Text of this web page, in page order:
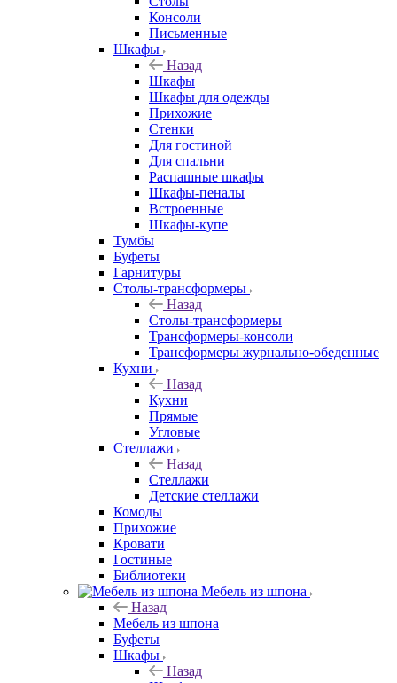
Консоли
Письменные
Шкафы
Назад
Шкафы
Шкафы для одежды
Прихожие
Стенки
Для гостиной
Для спальни
Распашные шкафы
Шкафы-пеналы
Встроенные
Шкафы-купе
Тумбы
Буфеты
Гарнитуры
Столы-трансформеры
Назад
Столы-трансформеры
Трансформеры-консоли
Трансформеры журнально-обеденные
Кухни
Назад
Кухни
Прямые
Угловые
Стеллажи
Назад
Стеллажи
Детские стеллажи
Комоды
Прихожие
Кровати
Гостиные
Библиотеки
Мебель из шпона
Назад
Мебель из шпона
Буфеты
Шкафы
Назад